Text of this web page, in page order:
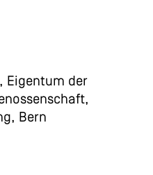
Eigentum der
Bern